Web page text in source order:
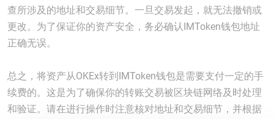
查所涉及的地址和交易细节。一旦交易发起，就无法撤销或
更改。为了保证你的资产安全，务必确认IMToken钱包地址
正确无误。
总之，将资产从OKEx转到IMToken钱包是需要支付一定的手
续费的。这是为了确保你的转账交易被区块链网络及时处理
和验证。请在进行操作时注意核对地址和交易细节，并根据